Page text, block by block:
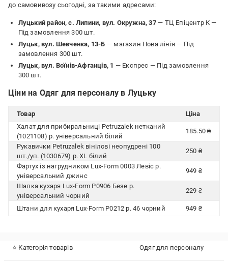
до самовивозу сьогодні, за такими адресами:
Луцький район, с. Липини, вул. Окружна, 37— ТЦ Епіцентр К —
Під замовлення 300 шт.
Луцьк, вул. Шевченка, 13-Б — магазин Нова лінія — Під
замовлення 300 шт.
Луцьк, вул. Воїнів-Афганців, 1 — Експрес — Під замовлення
300 шт.
Ціни на Одяг для персоналу в Луцьку
Товар
Ціна
Халат для прибиральниці Petruzalek нетканий
(1021108) р. універсальний білий
185.50 ₴
Рукавички Petruzalek вінілові неопудрені 100
шт./уп. (1030679) р. XL білий
250 ₴
Фартух із нагрудником Lux-Form 0003 Левіс р.
універсальний джинс
949 ₴
Шапка кухаря Lux-Form P0906 Безе р.
універсальний чорний
229 ₴
Штани для кухаря Lux-Form P0212 р. 46 чорний 949 ₴
⭐ Категорія товарів Одяг для персоналу